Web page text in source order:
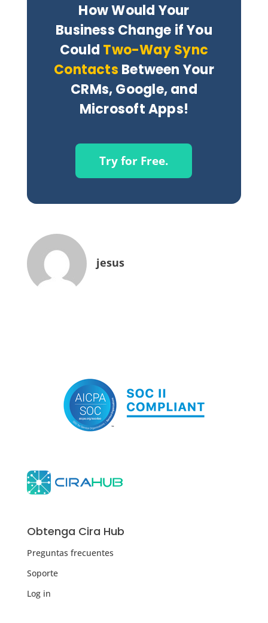
How Would Your
Business Change if You
Could Two-Way Sync
Contacts Between Your
CRMs, Google, and
Microsoft Apps!
Try for Free.
jesus
Obtenga Cira Hub
Preguntas frecuentes
Soporte
Log in